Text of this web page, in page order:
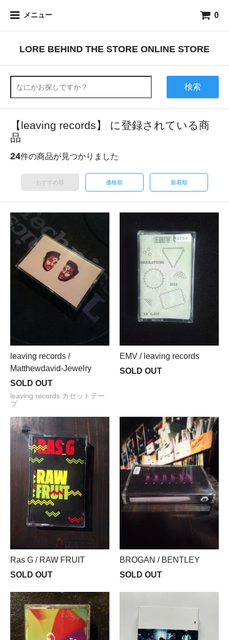
メニュー 0
LORE BEHIND THE STORE ONLINE STORE
検索
【leaving records】 に登録されている商
品
24件の商品が見つかりました
おすすめ順 価格順 新着順
leaving records /
Matthewdavid-Jewelry
SOLD OUT
leaving records カセットテー
プ
EMV / leaving records
SOLD OUT
Ras G / RAW FRUIT
SOLD OUT
BROGAN / BENTLEY
SOLD OUT